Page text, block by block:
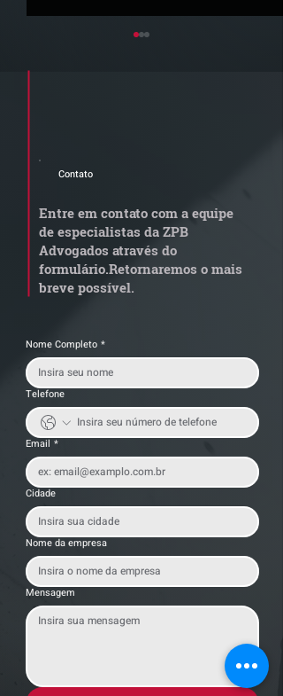
STJ admite
por penosidade e acende
alerta para
transportadoras
Contato
Entre em contato com a equipe
de especialistas da ZPB
Advogados através do
formulário.Retornaremos o mais
breve possível.
Nome Completo *
Telefone
Email *
Cidade
Nome da empresa
Mensagem